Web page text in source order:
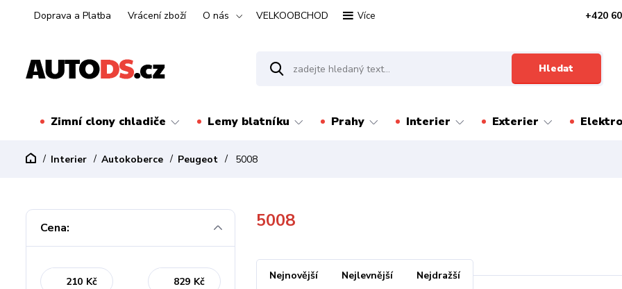
Doprava a Platba Vrácení zboží O nás VELKOOBCHOD Více
Hledat
+420
Zimní clony chladiče Lemy blatníku Prahy Interier Exterier Elektro
Interier Autokoberce Peugeot 5008
5008
Nejnovější Nejlevnější Nejdražší
Cena:
Kč Kč